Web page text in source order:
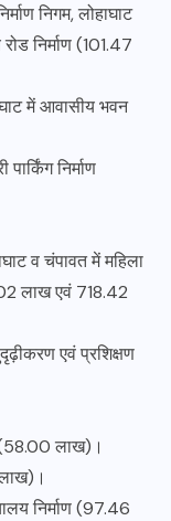
निगम, लोहाघाट
निर्माण (101.47
में आवासीय भवन
निर्माण
व चंपावत में महिला
लाख एवं 718.42
एवं प्रशिक्षण
(58.00 लाख)।
निर्माण (97.46